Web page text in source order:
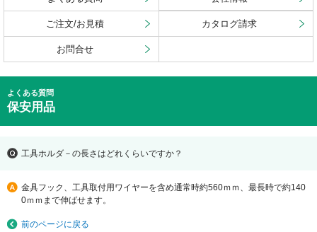
ご注文/お見積 カタログ請求
お問合せ
よくある質問
保安用品
工具ホルダ－の長さはどれくらいですか？
金具フック、工具取付用ワイヤーを含め通常時約560ｍｍ、最長時で約140
0ｍｍまで伸ばせます。
前のページに戻る